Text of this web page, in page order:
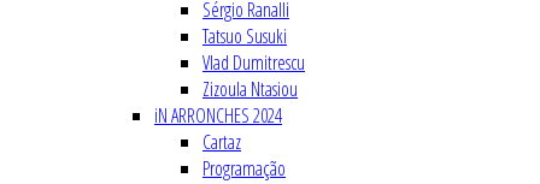
Sérgio Ranalli
Tatsuo Susuki
Vlad Dumitrescu
Zizoula Ntasiou
iN ARRONCHES 2024
Cartaz
Programação